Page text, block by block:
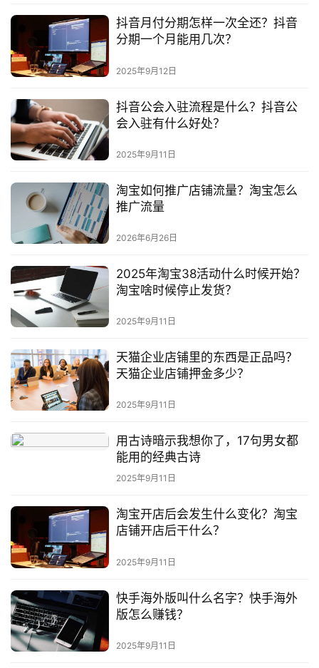
抖音月付分期怎样一次全还？抖音
分期一个月能用几次？
2025年9月12日
抖音公会入驻流程是什么？抖音公
会入驻有什么好处？
2025年9月11日
淘宝如何推广店铺流量？淘宝怎么
推广流量
2026年6月26日
2025年淘宝38活动什么时候开始？
淘宝啥时候停止发货？
2025年9月11日
天猫企业店铺里的东西是正品吗？
天猫企业店铺押金多少？
2025年9月11日
用古诗暗示我想你了，17句男女都
能用的经典古诗
2025年9月11日
淘宝开店后会发生什么变化？淘宝
店铺开店后干什么？
2025年9月11日
快手海外版叫什么名字？快手海外
版怎么赚钱？
2025年9月11日